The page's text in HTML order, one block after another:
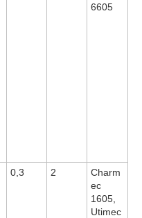
6605
0,3 2
Charm
ec
1605,
Utimec